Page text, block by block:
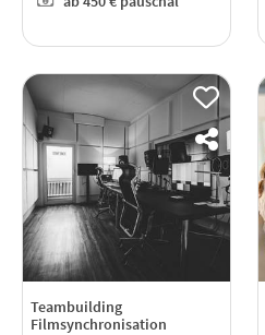
Teambuilding
Filmsynchronisation